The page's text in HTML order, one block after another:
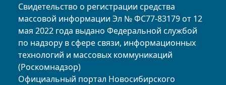
Свидетельство о регистрации средства
массовой информации Эл № ФС77-83179 от 12
мая 2022 года выдано Федеральной службой
по надзору в сфере связи, информационных
технологий и массовых коммуникаций
(Роскомнадзор)
Официальный портал Новосибирского